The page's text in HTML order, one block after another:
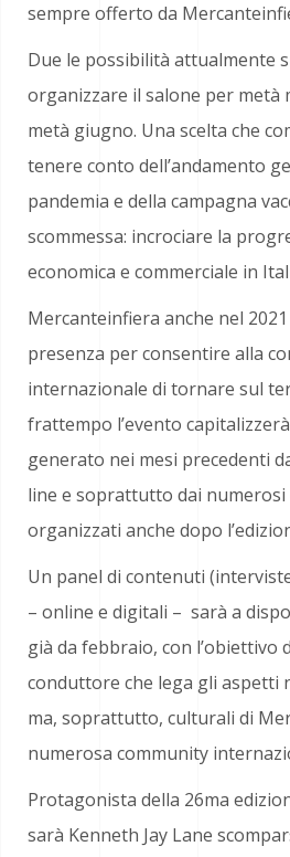
sempre offerto da
Due le possibilità attualmente
organizzare il salone per metà
metà giugno. Una scelta che
tenere conto dell’andamento
pandemia e della campagna
scommessa: incrociare la
economica e commerciale in
Mercanteinfiera anche nel
presenza per consentire alla
internazionale di tornare sul
frattempo l’evento
generato nei mesi precedenti
line e soprattutto dai
organizzati anche dopo
Un panel di contenuti
– online e digitali – sarà a
già da febbraio, con l’obiettivo
conduttore che lega gli aspetti
ma, soprattutto, culturali di
numerosa community
Protagonista della 26ma
sarà Kenneth Jay Lane